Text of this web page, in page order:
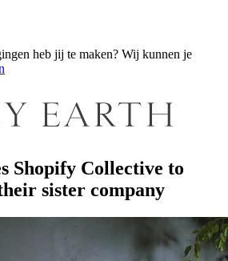
heb jij te maken? Wij kunnen je
Shopify Collective to
sister company